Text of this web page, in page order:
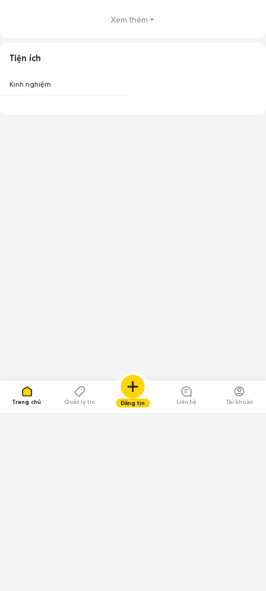
Trang chủ Quản lý tin Đăng tin Liên hệ Tài khoản
Xem thêm
Tiện ích
Kinh nghiệm